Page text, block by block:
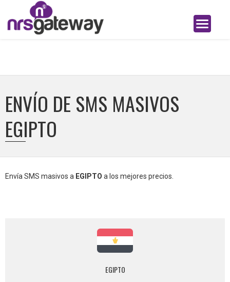
ENVÍO DE SMS MASIVOS
EGIPTO
Envía SMS masivos a EGIPTO a los mejores precios.
EGIPTO